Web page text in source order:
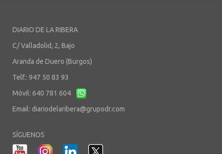
DIARIO DE LA RIBERA
C/ Valladolid, 2, Bajo
Aranda de Duero (Burgos)
Telf.: 947 50 83 93
Móvil: 640 781 604
Email: diariodelaribera@grupodr.com
SÍGUENOS